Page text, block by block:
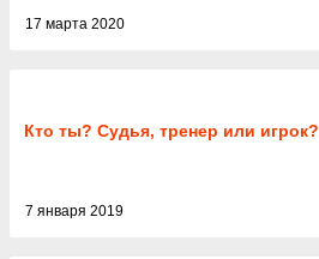
17 марта 2020
Кто ты? Судья, тренер или игрок?
7 января 2019